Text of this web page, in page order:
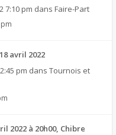
7:10 pm dans Faire-Part
avril 2022
pm dans Tournois et
2022 à 20h00, Chibre